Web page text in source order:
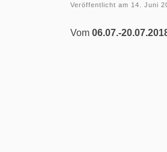
Veröffentlicht am 14. Juni
Vom 06.07.-